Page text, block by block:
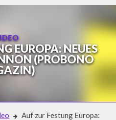
EUROPA: NEUES
(PROBONO
Auf zur Festung Europa: